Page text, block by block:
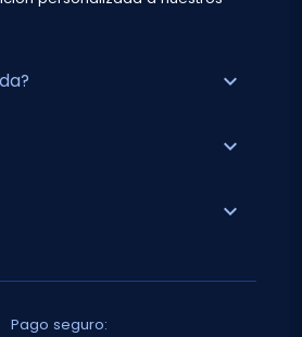
expand_more
expand_more
expand_more
Pago seguro: